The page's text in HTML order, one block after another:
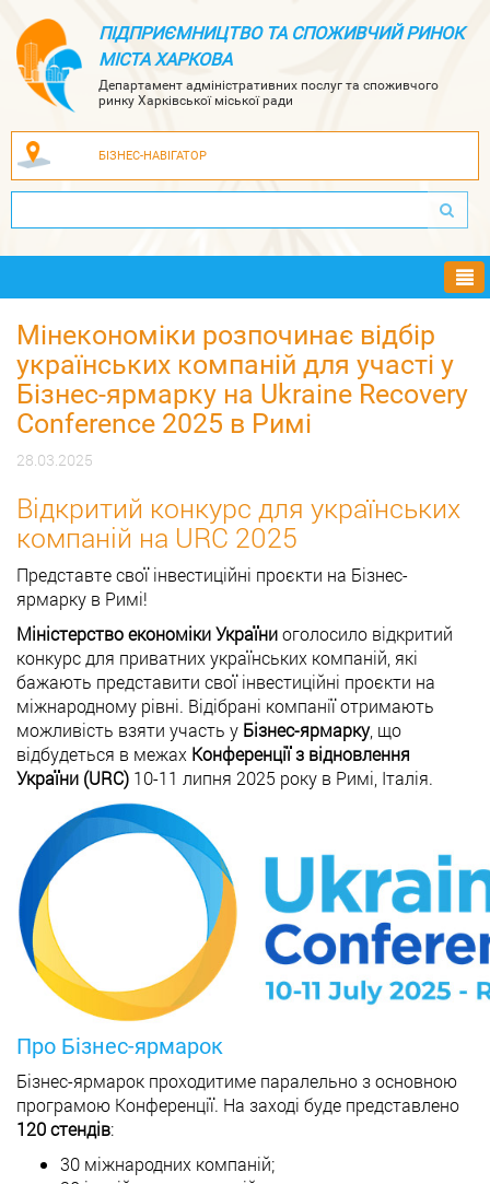
ПІДПРИЄМНИЦТВО ТА СПОЖИВЧИЙ РИНОК
МІСТА ХАРКОВА
Департамент адміністративних послуг та споживчого
ринку Харківської міської ради
БІЗНЕС-НАВІГАТОР
Мінекономіки розпочинає відбір
українських компаній для участі у
Бізнес-ярмарку на Ukraine Recovery
Conference 2025 в Римі
28.03.2025
Відкритий конкурс для українських
компаній на URC 2025
Представте свої інвестиційні проєкти на Бізнес-
ярмарку в Римі!
Міністерство економіки Україниоголосило відкритий
конкурс для приватних українських компаній, які
бажають представити свої інвестиційні проєкти на
міжнародному рівні. Відібрані компанії отримають
можливість взяти участь у Бізнес-ярмарку, що
відбудеться в межах Конференції з відновлення
України (URC) 10-11 липня 2025 року в Римі, Італія.
Про Бізнес-ярмарок
Бізнес-ярмарок проходитиме паралельно з основною
програмою Конференції. На заході буде представлено
120 стендів:
30 міжнародних компаній;